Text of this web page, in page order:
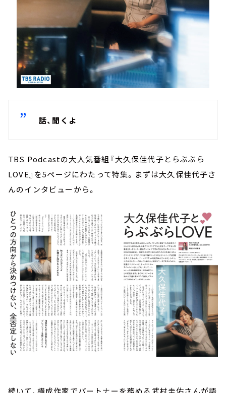
話、聞くよ
TBS Podcastの大人気番組『大久保佳代子とらぶぶら
LOVE』を5ページにわたって特集。まずは大久保佳代子さ
んのインタビューから。
続いて、構成作家でパートナーを務める武村圭佑さんが語